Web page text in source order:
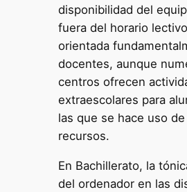
disponibilidad del
fuera del horario
orientada
docentes, aunque
centros ofrecen
extraescolares para
las que se hace uso
recursos.
En Bachillerato, la
del ordenador en las